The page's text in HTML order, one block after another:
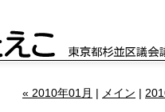
« 2010年01月 | メイン |